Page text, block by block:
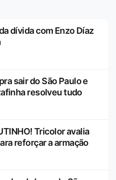
dívida com Enzo Díaz
sair do São Paulo e
resolveu tudo
Tricolor avalia
reforçar a armação